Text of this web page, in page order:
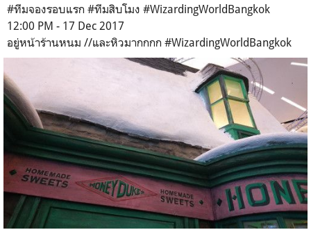
#ทีมจองรอบแรก #ทีมสิบโมง #WizardingWorldBangkok
12:00 PM - 17 Dec 2017
อยู่หน้าร้านหนม //และหิวมากกกก #WizardingWorldBangkok